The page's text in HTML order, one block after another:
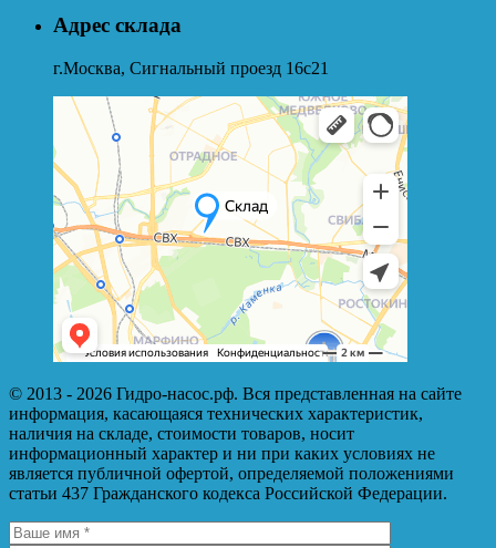
Адрес склада
г.Москва, Сигнальный проезд 16с21
© 2013 - 2026 Гидро-насос.рф. Вся представленная на сайте
информация, касающаяся технических характеристик,
наличия на складе, стоимости товаров, носит
информационный характер и ни при каких условиях не
является публичной офертой, определяемой положениями
статьи 437 Гражданского кодекса Российской Федерации.